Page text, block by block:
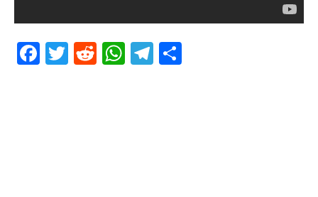
Facebook
Twitter
RedditWhatsApp
Telegram